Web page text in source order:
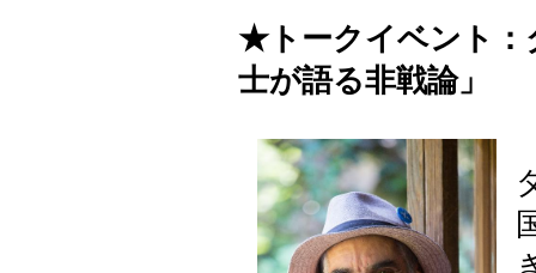
★トークイベント：
士が語る非戦論」